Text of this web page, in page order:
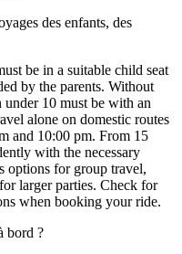
des enfants, des
be in a suitable child seat
by the parents. Without
10 must be with an
alone on domestic routes
and 10:00 pm. From 15
with the necessary
options for group travel,
larger parties. Check for
when booking your ride.
bord ?